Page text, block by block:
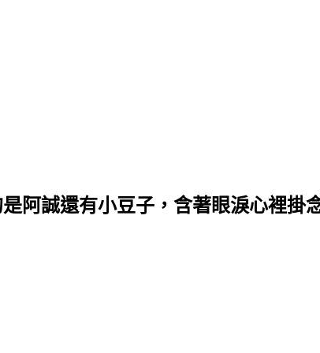
阿誠還有小豆子，含著眼淚心裡掛